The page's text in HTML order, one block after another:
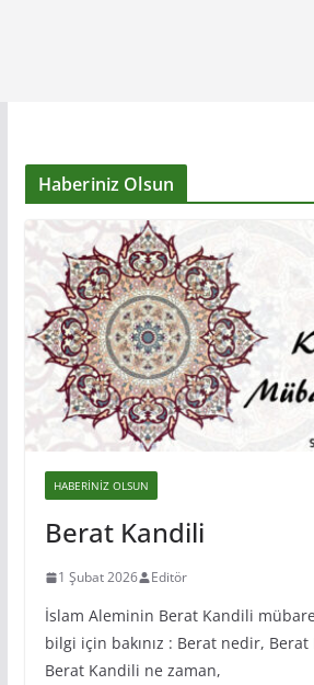
Haberiniz Olsun
HABERINIZ OLSUN
Berat Kandili
1 Şubat 2026 Editör
İslam Aleminin Berat Kandili
bilgi için bakınız : Berat nedir,
Berat Kandili ne zaman,